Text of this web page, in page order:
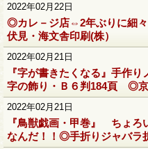
2022年02月22日
◎カレ－ジ店⇔2年ぶりに細
伏見・海文舎印刷(株）
2022年02月21日
『字が書きたくなる』手作
字の飾り・Ｂ６判184頁 ◎
2022年02月21日
『鳥獣戯画・甲巻』 ちょろ
なんだ！！◎手折りジャバ